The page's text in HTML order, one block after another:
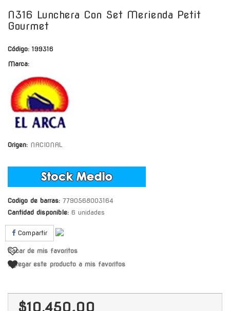
N316 Lunchera Con Set Merienda Petit
Gourmet
Código: 199316
Marca:
Origen: NACIONAL
Codigo de barras: 7790568003164
Cantidad disponible: 6 unidades
Compartir
Sacar de mis favoritos
Agregar este producto a mis favoritos
$10.450,00